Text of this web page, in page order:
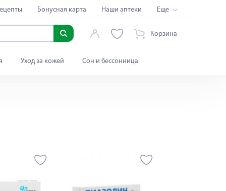
Бонусная карта Наши аптеки Еще
Корзина
Уход за кожей Сон и бессонница